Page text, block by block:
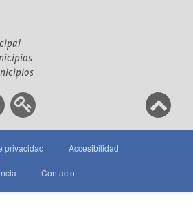
privacidad Accesibilidad
Contacto